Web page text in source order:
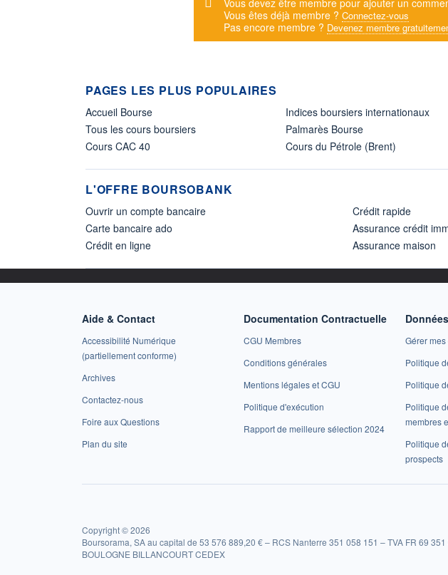
Vous devez être membre pour ajouter un
Vous êtes déjà membre ? Connectez-vous
Pas encore membre ? Devenez membre
PAGES LES PLUS POPULAIRES
Accueil Bourse
Tous les cours boursiers
Cours CAC 40
Indices boursiers internationaux
Palmarès Bourse
Cours du Pétrole (Brent)
L'OFFRE BOURSOBANK
Ouvrir un compte bancaire
Carte bancaire ado
Crédit en ligne
Crédit rapide
Assurance crédit
Assurance maison
Aide & Contact
Accessibilité Numérique
(partiellement conforme)
Archives
Contactez-nous
Foire aux Questions
Plan du site
Documentation Contractuelle
CGU Membres
Conditions générales
Mentions légales et CGU
Politique d'exécution
Rapport de meilleure sélection 2024
Gérer
Politique
Politique
Politique
membres
Politique
prospects
Copyright © 2026
Boursorama, SA au capital de 53 576 889,20 € – RCS Nanterre 351 058 151 – TVA FR 69
BOULOGNE BILLANCOURT CEDEX